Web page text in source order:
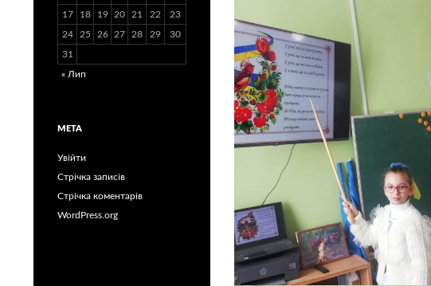
17 18 19 20 21 22 23
24 25 26 27 28 29 30
31
« Лип
МЕТА
Увійти
Стрічка записів
Стрічка коментарів
WordPress.org